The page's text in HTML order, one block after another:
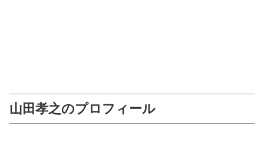
山田孝之のプロフィール